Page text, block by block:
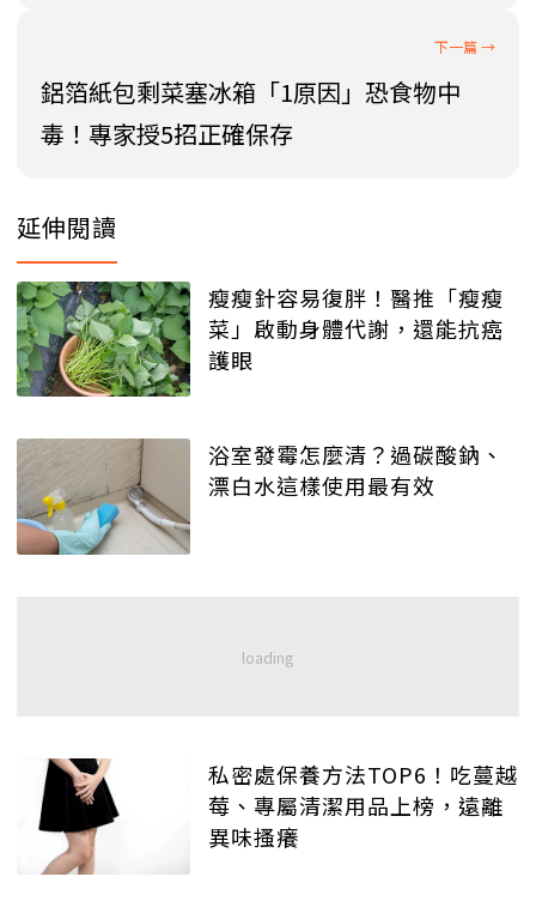
鋁箔紙包剩菜塞冰箱「1原因」恐食物中
毒！專家授5招正確保存
延伸閱讀
瘦瘦針容易復胖！醫推「瘦瘦
菜」啟動身體代謝，還能抗癌
護眼
浴室發霉怎麼清？過碳酸鈉、
漂白水這樣使用最有效
私密處保養方法TOP6！吃蔓越
莓、專屬清潔用品上榜，遠離
異味搔癢